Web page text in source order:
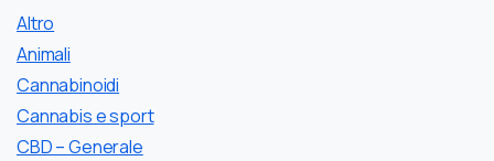
Altro
Animali
Cannabinoidi
Cannabis e sport
CBD – Generale